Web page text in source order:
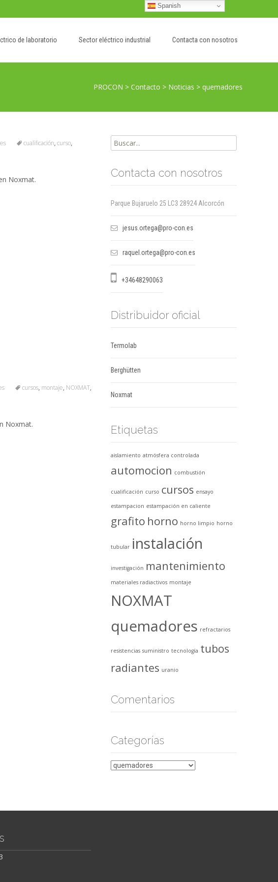
de laboratorio Sector eléctrico industrial Contacta con nosotros
PROCON > Contacto > Noticias > quemadores
cualificación, curso,
Noxmat.
cursos, montaje, NOXMAT,
Noxmat.
Buscar
por:
Contacta con nosotros
Parque Bujaruelo 25 LC3 28924 Alcorcón
jesus.ortega@pro-con.es
raquel.ortega@pro-con.es
+34648290063
Distribuidor oficial
Termolab
Berghütten
Noxmat
Etiquetas
aislamiento atmósfera controlada
automocion combustión
cualificación curso cursos ensayo
estampacion estampación en caliente
grafito horno horno limpio horno
tubular instalación
investigación mantenimiento
materiales radiactivos montaje
NOXMAT
quemadores refractarios
resistencias suministro tecnología tubos
radiantes uranio
Comentarios
Categorías
Categorías
Spanish